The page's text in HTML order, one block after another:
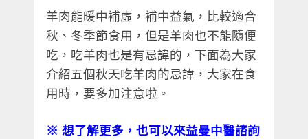
羊肉能暖中補虛，補中益氣，比較適合
秋、冬季節食用，但是羊肉也不能隨便
吃，吃羊肉也是有忌諱的，下面為大家
介紹五個秋天吃羊肉的忌諱，大家在食
用時，要多加注意啦。
※ 想了解更多，也可以來益曼中醫諮詢